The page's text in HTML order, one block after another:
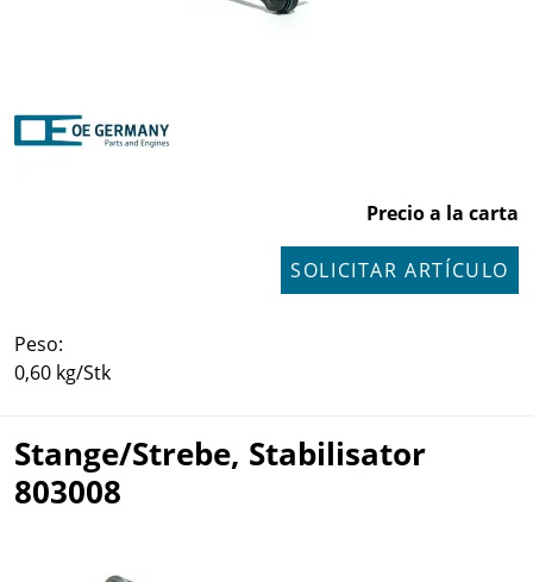
Precio a la carta
SOLICITAR ARTÍCULO
Peso:
0,60 kg/Stk
Stange/Strebe, Stabilisator
803008